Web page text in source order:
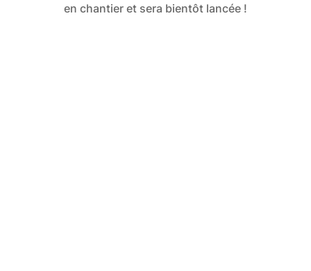
en chantier et sera bientôt lancée !